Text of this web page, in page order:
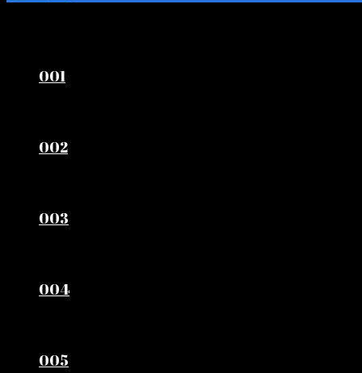
001
002
003
004
005